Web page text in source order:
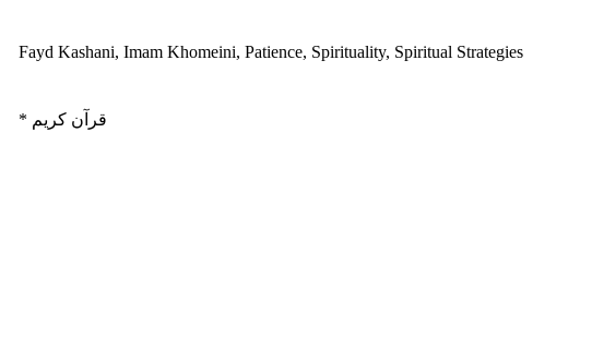
Fayd Kashani, Imam Khomeini, Patience, Spirituality, Spiritual Strategies
* قرآن کریم